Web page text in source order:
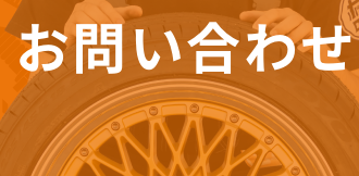
お問い合わせ